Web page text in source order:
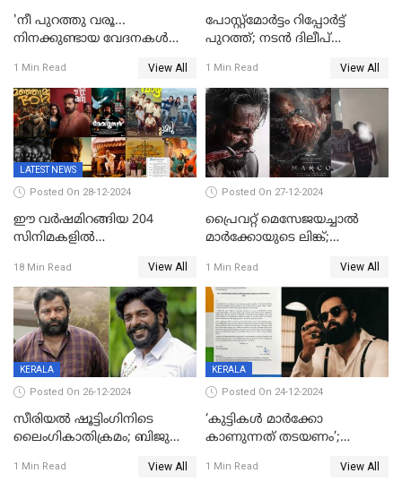
'നീ പുറത്തു വരൂ...
നിനക്കുണ്ടായ വേദനകള്‍
'കരയേണ്ടതും ഒറ്റപ്പെടേണ്ടതും
വേട്ടക്കാരനാണ്, വേദനകള്‍
സധൈര്യം പറയു;
പെണ്‍കുട്ടിയോട് റിനി ആര്‍
ജോര്‍ജ്
1 Min Read View All
പോസ്റ്റ്‌മോര്‍ട്ടം റിപ്പോര്‍ട്ട്
പുറത്ത്; നടൻ ദിലീപ്
ആന്തരിക രക്തസ്രാവം
1 Min Read View All
LATEST NEWS
Posted On 28-12-2024
ഈ വർഷമിറങ്ങിയ 204
സിനിമകളിൽ
ചിത്രങ്ങൾ; 2024ൽ സിനിമാ
വ്യവസായത്തിന് നഷ്ടം 700
കോടി; അഭിനേതാക്കൾ
പ്രതിഫലം കുറയ്ക്കണമെന്നും
നിർമാതാക്കളുടെ സംഘടന
18 Min Read View All
Posted On 27-12-2024
പ്രൈവറ്റ് മെസേജയച്ചാല്‍
മാർക്കോയുടെ ലിങ്ക്;
സ്വദേശി അറസ്റ്റില്‍
1 Min Read View All
KERALA
Posted On 26-12-2024
സീരിയല്‍ ഷൂട്ടിംഗിനിടെ
ലൈംഗികാതിക്രമം; ബിജു
ശ്രീകുമാറിനുമെതിരെ കേസ്
1 Min Read View All
KERALA
Posted On 24-12-2024
‘കുട്ടികൾ മാർക്കോ
കാണുന്നത് തടയണം’;
മാതാപിതാക്കൾക്കൊപ്പം
1 Min Read View All